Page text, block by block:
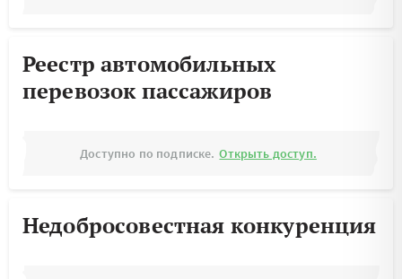
Реестр автомобильных
перевозок пассажиров
Доступно по подписке. Открыть доступ.
Недобросовестная конкуренция